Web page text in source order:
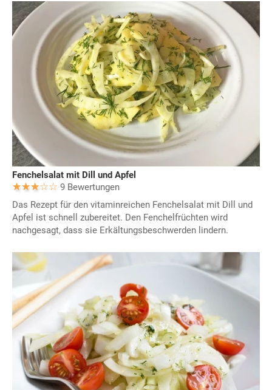
Fenchelsalat mit Dill und Apfel
9 Bewertungen
Das Rezept für den vitaminreichen Fenchelsalat mit Dill und
Apfel ist schnell zubereitet. Den Fenchelfrüchten wird
nachgesagt, dass sie Erkältungsbeschwerden lindern.